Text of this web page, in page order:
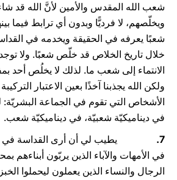
شعب الله المقدس والأمين لأنَّ الله قد
ويخلّصهم، لا فرديًّا وبدون أي ترابط فيما
شعبًا يعرفه في الحقيقة ويخدمه في
خلال تاريخ الخلاص قد خلّص شعبًا. ولا
الانتماء إلى شعب ما. لذلك لا يخلُص أحد
ولكن الله يجذبنا آخذًا بعين الاعتبار
الأشخاص التي تقوم في الجماعة البشريّة:
في ديناميكيّة شعبيّة، في ديناميكيّة شعب.
7.
يطيب لي أن أرى القداسة في
في الأمهات والآباء الذين يربّون أبناءهم
الرجال والنساء الذين يعملون ليحملوا